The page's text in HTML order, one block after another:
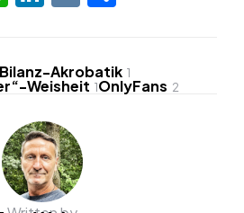
Bilanz-Akrobatik 1
Weisheit 1OnlyFans 2